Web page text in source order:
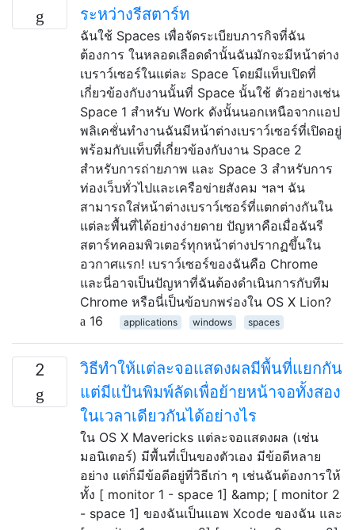
ระหว่างรีสตาร์ท
ฉันใช้ Spaces เพื่อจัดระเบียบภารกิจที่ฉัน
ต้องการ ในหลอดเลือดดำนั้นฉันมักจะมีหน้าต่าง
เบราว์เซอร์ในแต่ละ Space โดยมีแท็บเปิดที่
เกี่ยวข้องกับงานนั้นที่ Space นั้นใช้ ตัวอย่างเช่น
Space 1 สำหรับ Work ดังนั้นนอกเหนือจากแอป
พลิเคชั่นทำงานฉันมีหน้าต่างเบราว์เซอร์ที่เปิดอยู่
พร้อมกับแท็บที่เกี่ยวข้องกับงาน Space 2
สำหรับการถ่ายภาพ และ Space 3 สำหรับการ
ท่องเว็บทั่วไปและเครือข่ายสังคม ฯลฯ ฉัน
สามารถใส่หน้าต่างเบราว์เซอร์ที่แตกต่างกันใน
แต่ละพื้นที่ได้อย่างง่ายดาย ปัญหาคือเมื่อฉันรี
สตาร์ทคอมพิวเตอร์ทุกหน้าต่างปรากฏขึ้นใน
อวกาศแรก! เบราว์เซอร์ของฉันคือ Chrome
และนี่อาจเป็นปัญหาที่ฉันต้องดำเนินการกับทีม
Chrome หรือนี่เป็นข้อบกพร่องใน OS X Lion?
16
applications windows spaces
2
วิธีทำให้แต่ละจอแสดงผลมีพื้นที่แยกกัน
แต่มีแป้นพิมพ์ลัดเพื่อย้ายหน้าจอทั้งสอง
ในเวลาเดียวกันได้อย่างไร
ใน OS X Mavericks แต่ละจอแสดงผล (เช่น
มอนิเตอร์) มีพื้นที่เป็นของตัวเอง มีข้อดีหลาย
อย่าง แต่ก็มีข้อดีอยู่ที่วิธีเก่า ๆ เช่นฉันต้องการให้
ทั้ง [ monitor 1 - space 1] &amp; [ monitor 2
- space 1] ของฉันเป็นแอพ Xcode ของฉัน และ